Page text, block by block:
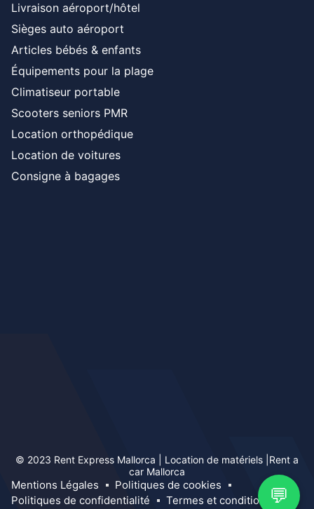
💬
Livraison aéroport/hôtel
Sièges auto aéroport
Articles bébés & enfants
Équipements pour la plage
Climatiseur portable
Scooters seniors PMR
Location orthopédique
Location de voitures
Consigne à bagages
© 2023 Rent Express Mallorca | Location de matériels |Rent a
car Mallorca
Mentions Légales
Politiques de cookies
Politiques de confidentialité
Termes et conditions